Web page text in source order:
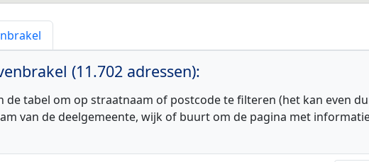
(11.702 adressen):
de tabel om op straatnaam of postcode te filteren (het kan even
van de deelgemeente, wijk of buurt om de pagina met